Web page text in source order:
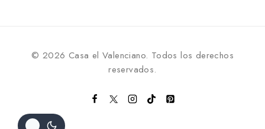
© 2026 Casa el Valenciano. Todos los derechos
reservados.